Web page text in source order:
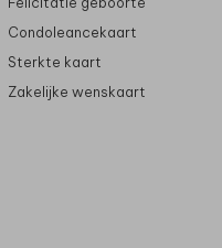
Condoleancekaart
Sterkte kaart
Zakelijke wenskaart